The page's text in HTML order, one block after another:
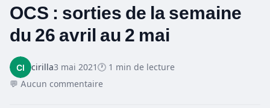
OCS : sorties de la semaine
du 26 avril au 2 mai
cirilla3 mai 2021🕐 1 min de lecture
💬 Aucun commentaire